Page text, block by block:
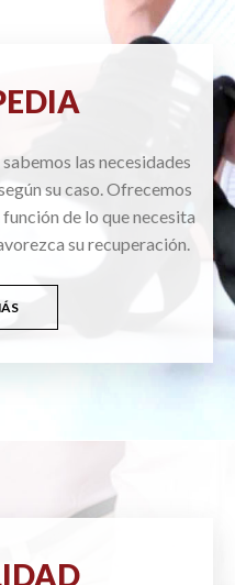
sabemos las necesidades
su caso. Ofrecemos
de lo que necesita
su recuperación.